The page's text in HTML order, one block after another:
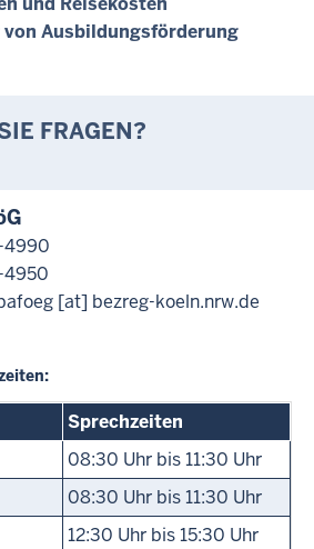
Ausbildungsförderung
FRAGEN?
4990
4950
[at] bezreg-koeln.nrw.de
Sprechzeiten
08:30 Uhr bis 11:30 Uhr
08:30 Uhr bis 11:30 Uhr
12:30 Uhr bis 15:30 Uhr